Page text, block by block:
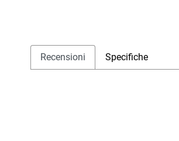
Recensioni Specifiche